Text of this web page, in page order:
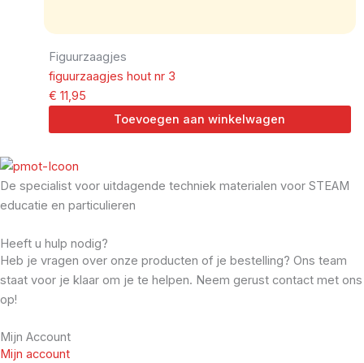
Figuurzaagjes
figuurzaagjes hout nr 3
€ 11,95
Toevoegen aan winkelwagen
De specialist voor uitdagende techniek materialen voor STEAM
educatie en particulieren
Heeft u hulp nodig?
Heb je vragen over onze producten of je bestelling? Ons team
staat voor je klaar om je te helpen. Neem gerust contact met ons
op!
Mijn Account
Mijn account